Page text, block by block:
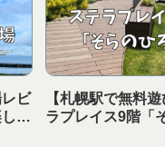
ビ
め
【札幌駅で無料
ラプレイス9階「